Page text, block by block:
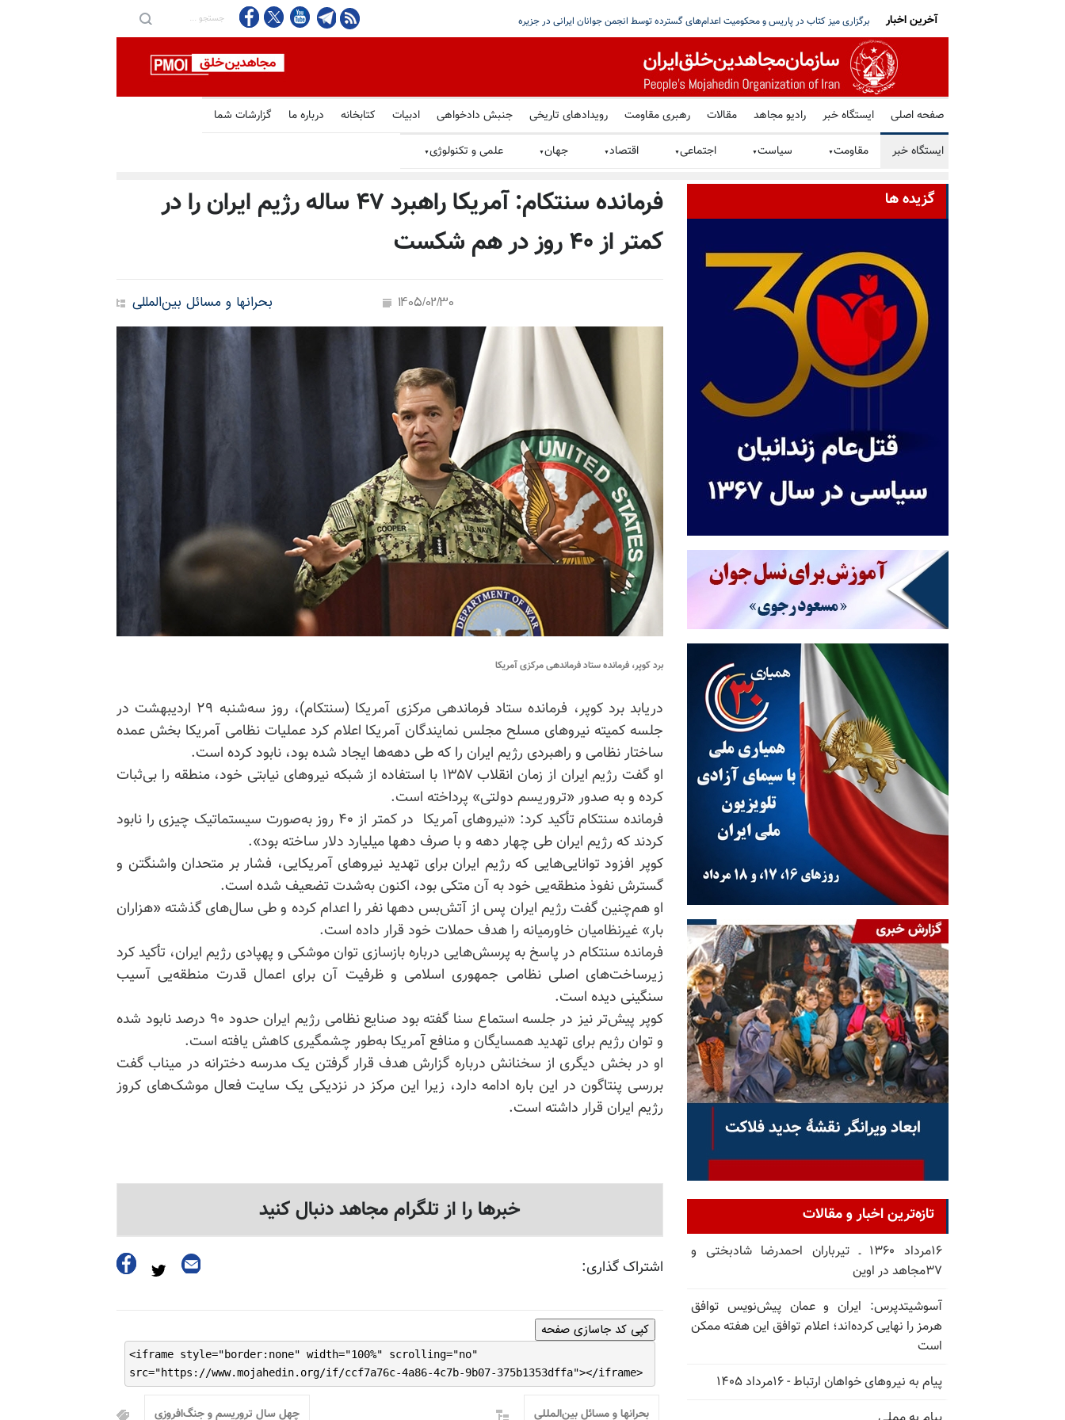
شورای ملی مقاومت ایران - مسئول شورا - تبریک ۳۰ تیر در صد و بیستمین خواستار توقف فوری همه اعدامها در ایران شد
آخرین اخبار
صفحه اصلی ایستگاه خبر رادیو مجاهد مقالات رهبری مقاومت رویدادهای تاریخی جنبش دادخواهی ادبیات کتابخانه درباره ما گزارشات شما
ایستگاه خبر مقاومت▼ سیاست▼ اجتماعی▼ اقتصاد▼ جهان▼ علمی و تکنولوژی▼
فرمانده سنتکام: آمریکا راهبرد ۴۷ ساله رژیم ایران را در
کمتر از ۴۰ روز در هم شکست
بحرانها و مسائل بین‌المللی 1405/02/30
برد کوپر، فرمانده ستاد فرماندهی مرکزی آمریکا
دریابد برد کوپر، فرمانده ستاد فرماندهی مرکزی آمریکا (سنتکام)، روز سه‌شنبه ۲۹ اردیبهشت در
جلسه کمیته نیروهای مسلح مجلس نمایندگان آمریکا اعلام کرد عملیات نظامی آمریکا بخش عمده
ساختار نظامی و راهبردی رژیم ایران را که طی دهه‌ها ایجاد شده بود، نابود کرده است.
او گفت رژیم ایران از زمان انقلاب ۱۳۵۷ با استفاده از شبکه نیروهای نیابتی خود، منطقه را بی‌ثبات
کرده و به صدور «تروریسم دولتی» پرداخته است.
فرمانده سنتکام تأکید کرد: «نیروهای آمریکا در کمتر از ۴۰ روز به‌صورت سیستماتیک چیزی را نابود
کردند که رژیم ایران طی چهار دهه و با صرف دهها میلیارد دلار ساخته بود».
کوپر افزود توانایی‌هایی که رژیم ایران برای تهدید نیروهای آمریکایی، فشار بر متحدان واشنگتن و
گسترش نفوذ منطقه‌یی خود به آن متکی بود، اکنون به‌شدت تضعیف شده است.
او هم‌چنین گفت رژیم ایران پس از آتش‌بس دهها نفر را اعدام کرده و طی سال‌های گذشته «هزاران
بار» غیرنظامیان خاورمیانه را هدف حملات خود قرار داده است.
فرمانده سنتکام در پاسخ به پرسش‌هایی درباره بازسازی توان موشکی و پهپادی رژیم ایران، تأکید کرد
زیرساخت‌های اصلی نظامی جمهوری اسلامی و ظرفیت آن برای اعمال قدرت منطقه‌یی آسیب
سنگینی دیده است.
کوپر پیش‌تر نیز در جلسه استماع سنا گفته بود صنایع نظامی رژیم ایران حدود ۹۰ درصد نابود شده
و توان رژیم برای تهدید همسایگان و منافع آمریکا به‌طور چشمگیری کاهش یافته است.
او در بخش دیگری از سخنانش درباره گزارش هدف قرار گرفتن یک مدرسه دخترانه در میناب گفت
بررسی پنتاگون در این باره ادامه دارد، زیرا این مرکز در نزدیکی یک سایت فعال موشک‌های کروز
رژیم ایران قرار داشته است.
خبرها را از تلگرام مجاهد دنبال کنید
اشتراک گذاری:
کپی کد جاسازی صفحه
<iframe style="border:none" width="100%" scrolling="no"
src="https://www.mojahedin.org/if/ccf7a76c-4a86-4c7b-9b07-375b1353dffa"></iframe>
چهل سال تروریسم و جنگ‌افروزی بحرانها و مسائل بین‌المللی
گزیده ها
تازه‌ترین اخبار و مقالات
۱۶مرداد ۱۳۶۰ ـ تیرباران احمدرضا شادبختی و
۳۷مجاهد در اوین
آسوشیتدپرس: ایران و عمان پیش‌نویس توافق
هرمز را نهایی کرده‌اند؛ اعلام توافق این هفته ممکن
است
پیام به نیروهای خواهان ارتباط - ۱۶مرداد ۱۴۰۵